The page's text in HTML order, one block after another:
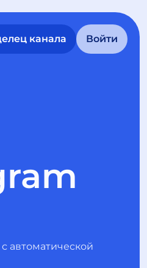
канала Войти
автоматической